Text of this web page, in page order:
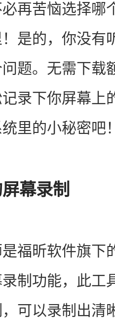
再苦恼选择哪
是的，你没有
题。无需下载
录下你屏幕上
里的小秘密吧
幕录制
福昕软件旗下
制功能，此工
可以录制出清